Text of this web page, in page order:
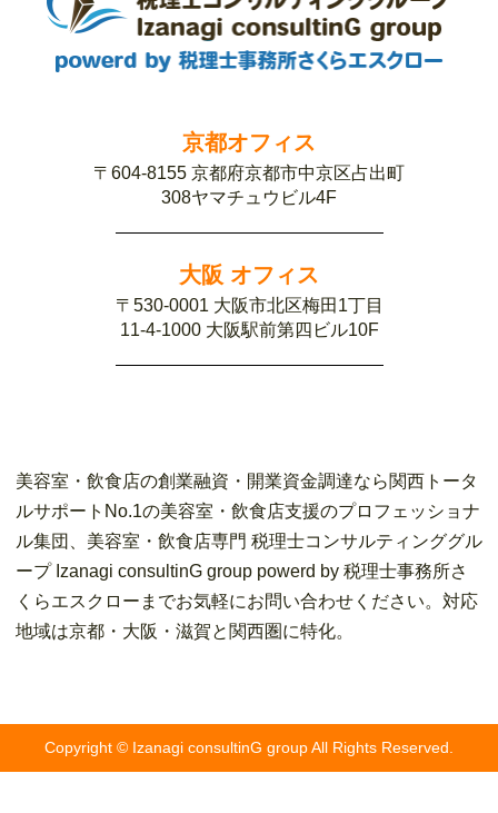
京都オフィス
〒604-8155 京都府京都市中京区占出町
308ヤマチュウビル4F
大阪 オフィス
〒530-0001 大阪市北区梅田1丁目
11-4-1000 大阪駅前第四ビル10F
美容室・飲食店の創業融資・開業資金調達なら関西トータ
ルサポートNo.1の美容室・飲食店支援のプロフェッショナ
ル集団、美容室・飲食店専門 税理士コンサルティンググル
ープ Izanagi consultinG group powerd by 税理士事務所さ
くらエスクローまでお気軽にお問い合わせください。対応
地域は京都・大阪・滋賀と関西圏に特化。
Copyright © Izanagi consultinG group All Rights Reserved.